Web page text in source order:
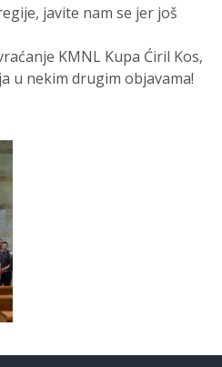
javite nam se jer još
KMNL Kupa Ćiril Kos,
u nekim drugim objavama!